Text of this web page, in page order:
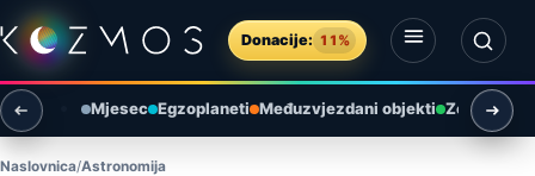
Preskoči na sadržaj
Donacije: 11%
Otvori izbornik
Otvori pretragu
Mjesec Egzoplaneti Međuzvjezdani objekti Zemlja i
Naslovnica Astronomija